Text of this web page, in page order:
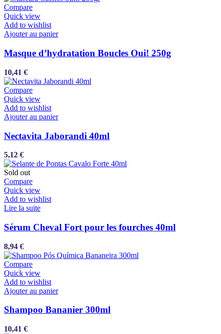
Compare
Quick view
Add to wishlist
Ajouter au panier
Masque d’hydratation Boucles Oui! 250g
10,41 €
Compare
Quick view
Add to wishlist
Ajouter au panier
Nectavita Jaborandi 40ml
5,12 €
Sold out
Compare
Quick view
Add to wishlist
Lire la suite
Sérum Cheval Fort pour les fourches 40ml
8,94 €
Compare
Quick view
Add to wishlist
Ajouter au panier
Shampoo Bananier 300ml
10,41 €